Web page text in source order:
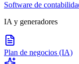
Software de
IA y generadores
Plan de negocios (IA)